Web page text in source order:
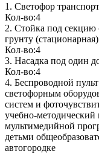
1. Светофор
Кол-во:4
2. Стойка под секцию
грунту (стационарная)
Кол-во:4
3. Насадка под один
Кол-во:4
4. Беспроводной
светофорным
систем и
учебно-
мультимедийной
детьми
автогородке